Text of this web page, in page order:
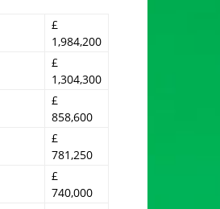
£
1,984,200
£
1,304,300
£
858,600
£
781,250
£
740,000